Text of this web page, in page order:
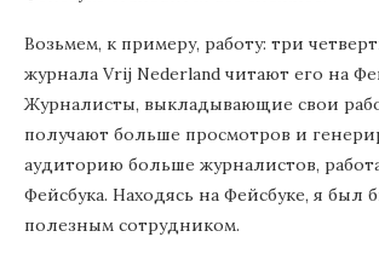
Возьмем, к примеру, работу: три
журнала Vrij Nederland читают его на
Журналисты, выкладывающие свои
получают больше просмотров и
аудиторию больше журналистов,
Фейсбука. Находясь на Фейсбуке, я был
полезным сотрудником.